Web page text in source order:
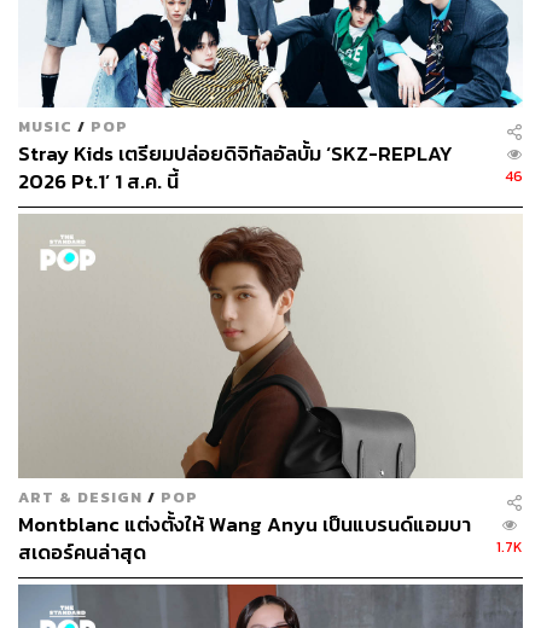
MUSIC / POP
Stray Kids เตรียมปล่อยดิจิทัลอัลบั้ม ‘SKZ-REPLAY
2026 Pt.1’ 1 ส.ค. นี้
46
ART & DESIGN / POP
Montblanc แต่งตั้งให้ Wang Anyu เป็นแบรนด์แอมบา
สเดอร์คนล่าสุด
1.7K